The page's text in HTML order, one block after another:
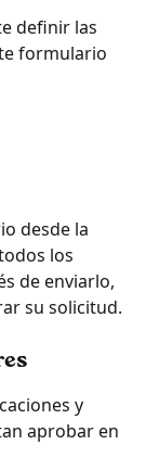
definir las
formulario
desde la
los
de enviarlo,
su solicitud.
y
aprobar en